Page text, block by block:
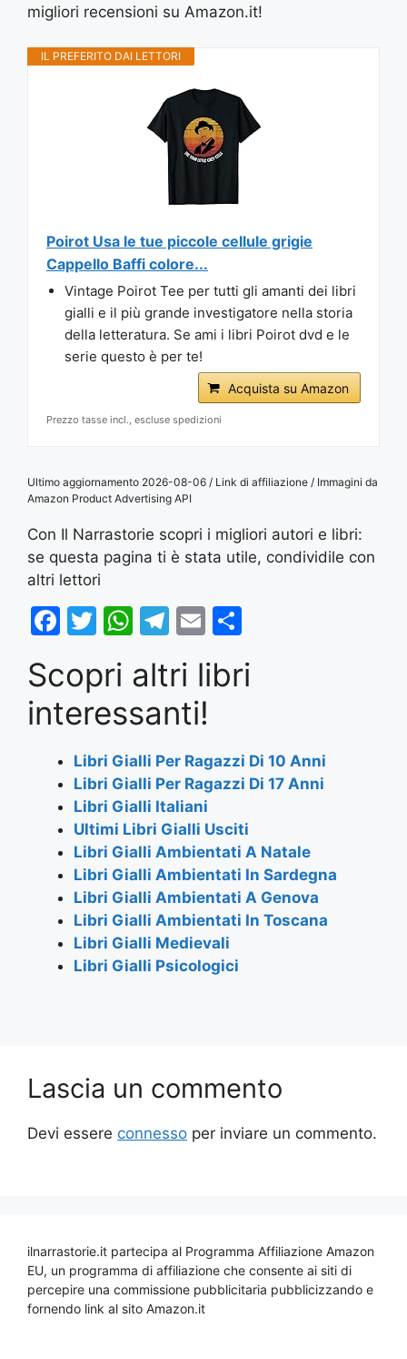
migliori recensioni su Amazon.it!
IL PREFERITO DAI LETTORI
Poirot Usa le tue piccole cellule grigie
Cappello Baffi colore...
Vintage Poirot Tee per tutti gli amanti dei libri
gialli e il più grande investigatore nella storia
della letteratura. Se ami i libri Poirot dvd e le
serie questo è per te!
Acquista su Amazon
Prezzo tasse incl., escluse spedizioni
Ultimo aggiornamento 2026-08-06 / Link di affiliazione / Immagini da
Amazon Product Advertising API
Con Il Narrastorie scopri i migliori autori e libri:
se questa pagina ti è stata utile, condividile con
altri lettori
F
c
e
b
o
o
k
T
itt
er
W
at
s
A
p
p
T
e
gr
a
m
E
ai
l
ar
Scopri altri libri
interessanti!
Libri Gialli Per Ragazzi Di 10 Anni
Libri Gialli Per Ragazzi Di 17 Anni
Libri Gialli Italiani
Ultimi Libri Gialli Usciti
Libri Gialli Ambientati A Natale
Libri Gialli Ambientati In Sardegna
Libri Gialli Ambientati A Genova
Libri Gialli Ambientati In Toscana
Libri Gialli Medievali
Libri Gialli Psicologici
Lascia un commento
Devi essere connesso per inviare un commento.
ilnarrastorie.it partecipa al Programma Affiliazione Amazon
EU, un programma di affiliazione che consente ai siti di
percepire una commissione pubblicitaria pubblicizzando e
fornendo link al sito Amazon.it